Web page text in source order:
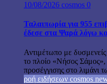
10/08/2026 cosmos 0
Ταλαιπωρία για 955
έδεσε στα Ψαρά λόγω
Αντιμέτωπο με
το πλοίο «Νήσος
προσέγγισης στο λιμάνι
ροή ειδήσεων cosmos